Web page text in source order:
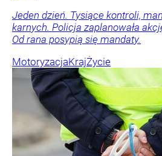
Jeden dzień. Tysiące kontroli,
karnych. Policja zaplanowała
Od rana posypią się mandaty.
MotoryzacjaKrajŻycie